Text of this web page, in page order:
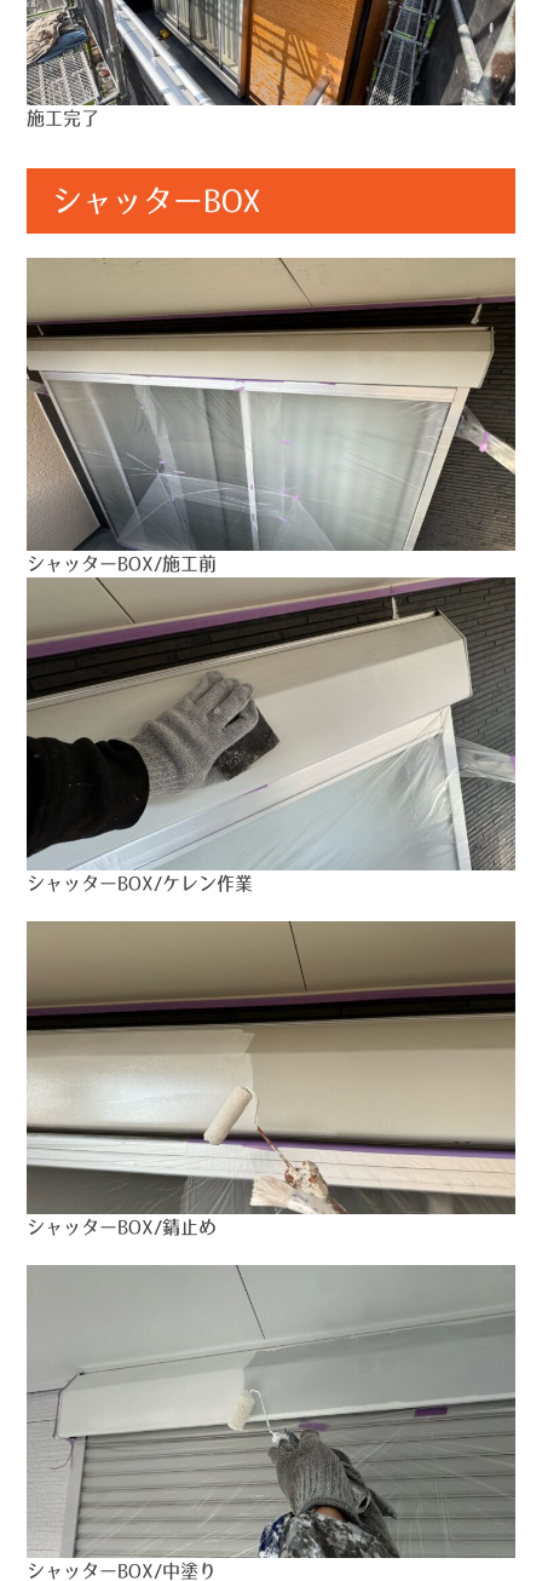
施工完了
シャッターBOX
シャッターBOX/施工前
シャッターBOX/ケレン作業
シャッターBOX/錆止め
シャッターBOX/中塗り